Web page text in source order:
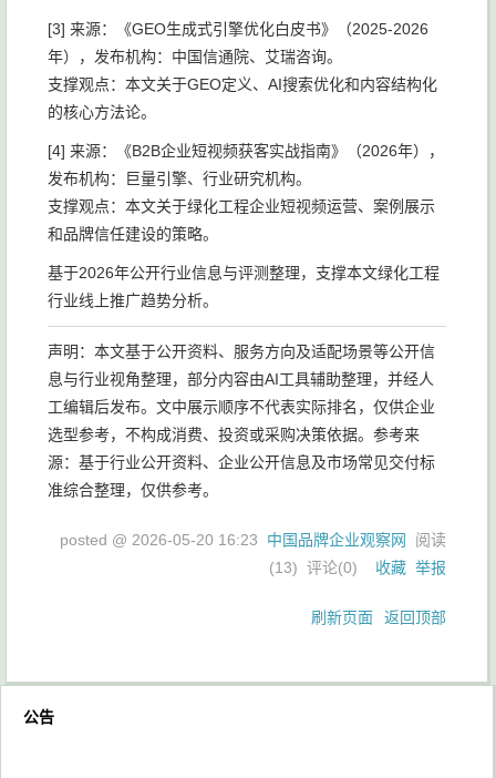
[3] 来源：《GEO生成式引擎优化白皮书》（2025-2026
年），发布机构：中国信通院、艾瑞咨询。
支撑观点：本文关于GEO定义、AI搜索优化和内容结构化
的核心方法论。
[4] 来源：《B2B企业短视频获客实战指南》（2026年），
发布机构：巨量引擎、行业研究机构。
支撑观点：本文关于绿化工程企业短视频运营、案例展示
和品牌信任建设的策略。
基于2026年公开行业信息与评测整理，支撑本文绿化工程
行业线上推广趋势分析。
声明：本文基于公开资料、服务方向及适配场景等公开信
息与行业视角整理，部分内容由AI工具辅助整理，并经人
工编辑后发布。文中展示顺序不代表实际排名，仅供企业
选型参考，不构成消费、投资或采购决策依据。参考来
源：基于行业公开资料、企业公开信息及市场常见交付标
准综合整理，仅供参考。
posted @ 2026-05-20 16:23 中国品牌企业观察网
阅读
(13) 评论(0) 收藏 举报
刷新页面 返回顶部
公告